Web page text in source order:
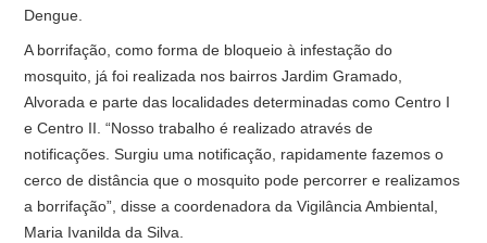
Dengue.
A borrifação, como forma de bloqueio à infestação do
mosquito, já foi realizada nos bairros Jardim Gramado,
Alvorada e parte das localidades determinadas como Centro I
e Centro II. “Nosso trabalho é realizado através de
notificações. Surgiu uma notificação, rapidamente fazemos o
cerco de distância que o mosquito pode percorrer e realizamos
a borrifação”, disse a coordenadora da Vigilância Ambiental,
Maria Ivanilda da Silva.